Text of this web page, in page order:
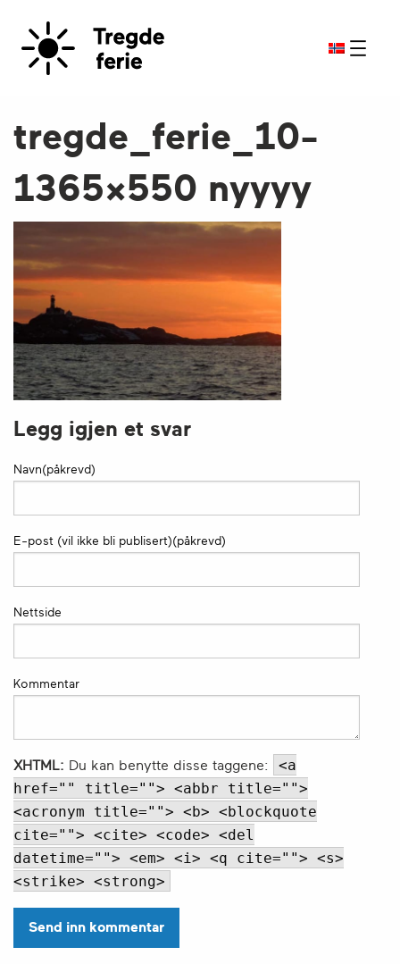
tregde_ferie_10-
1365×550 nyyyy
Legg igjen et svar
Navn(påkrevd)
E-post (vil ikke bli publisert)(påkrevd)
Nettside
Kommentar
XHTML: Du kan benytte disse taggene:
<a
href="" title=""> <abbr title="">
<acronym title=""> <b> <blockquote
cite=""> <cite> <code> <del
datetime=""> <em> <i> <q cite=""> <s>
<strike> <strong>